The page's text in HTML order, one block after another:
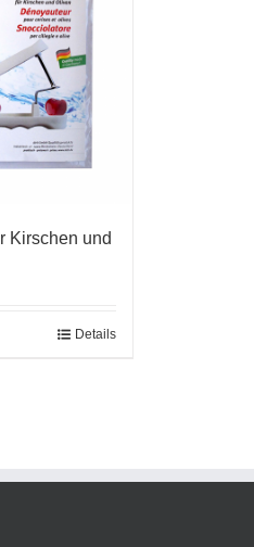
Kirschen und
Details